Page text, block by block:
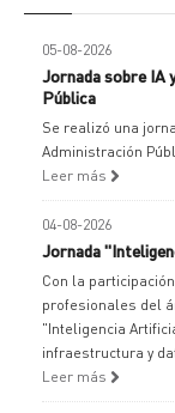
05-08-2026
Jornada sobre IA
Pública
Se realizó una
Administración
Leer más
04-08-2026
Jornada
Con la
profesionales del
"Inteligencia
infraestructura y
Leer más